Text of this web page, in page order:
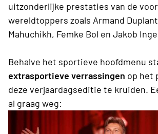
uitzonderlijke prestaties van de
wereldtoppers zoals Armand
Mahuchikh, Femke Bol en Jakob
Behalve het sportieve hoofdmenu
extrasportieve verrassingen op het
deze verjaardagseditie te kruiden.
al graag weg: